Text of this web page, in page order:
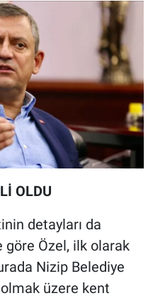
OLDU
detayları da
Özel, ilk olarak
Nizip Belediye
üzere kent